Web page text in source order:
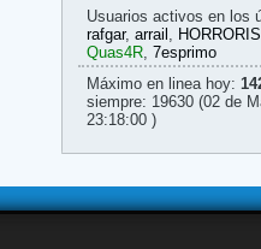
Usuarios activos en los
rafgar, arrail , HORRORIS
Quas4R, 7esprimo
Máximo en linea hoy:
siempre: 19630 (02 de
23:18:00 )